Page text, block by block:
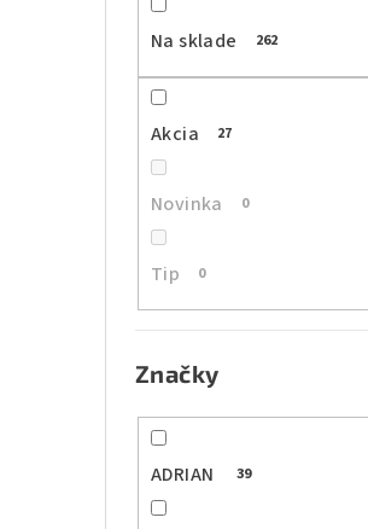
Na sklade 262
Akcia 27
Novinka 0
Tip 0
Značky
ADRIAN 39